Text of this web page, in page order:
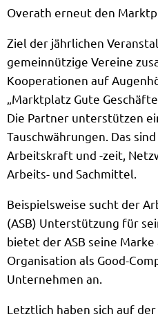
Overath erneut den
Ziel der jährlichen
gemeinnützige Vereine
Kooperationen auf
„Marktplatz Gute
Die Partner unterstützen
Tauschwährungen. Das
Arbeitskraft und -zeit,
Arbeits- und Sachmittel.
Beispielsweise sucht der
(ASB) Unterstützung für
bietet der ASB seine
Organisation als Good-
Unternehmen an.
Letztlich haben sich auf